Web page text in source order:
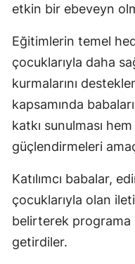
etkin bir ebeveyn
Eğitimlerin temel
çocuklarıyla daha
kurmalarını
kapsamında
katkı sunulması
güçlendirmeleri
Katılımcı babalar,
çocuklarıyla olan
belirterek programa
getirdiler.